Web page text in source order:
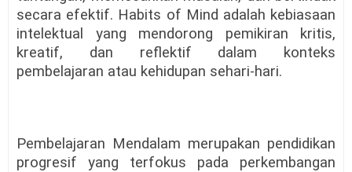
secara efektif. Habits of Mind adalah kebiasaan
intelektual yang mendorong pemikiran kritis,
kreatif, dan reflektif dalam konteks
pembelajaran atau kehidupan sehari-hari.
Pembelajaran Mendalam merupakan pendidikan
progresif yang terfokus pada perkembangan